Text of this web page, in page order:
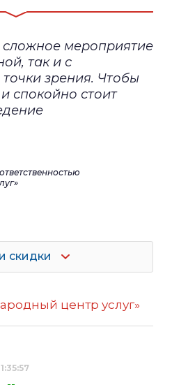
мероприятие
так и с
зрения. Чтобы
спокойно стоит
скидки
центр услуг»